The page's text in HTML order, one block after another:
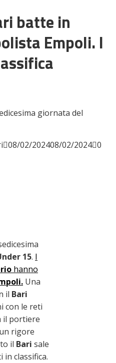
batte in
Empoli. I
giornata del
08/02/202408/02/2024 0
15. I
hanno
Una
il Bari
con le reti
il portiere
rigore
il Bari sale
classifica.